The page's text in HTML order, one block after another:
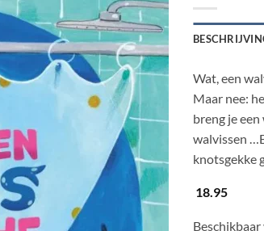
Wat, een
Maar nee:
breng je
walvissen
knotsgekke
18.95